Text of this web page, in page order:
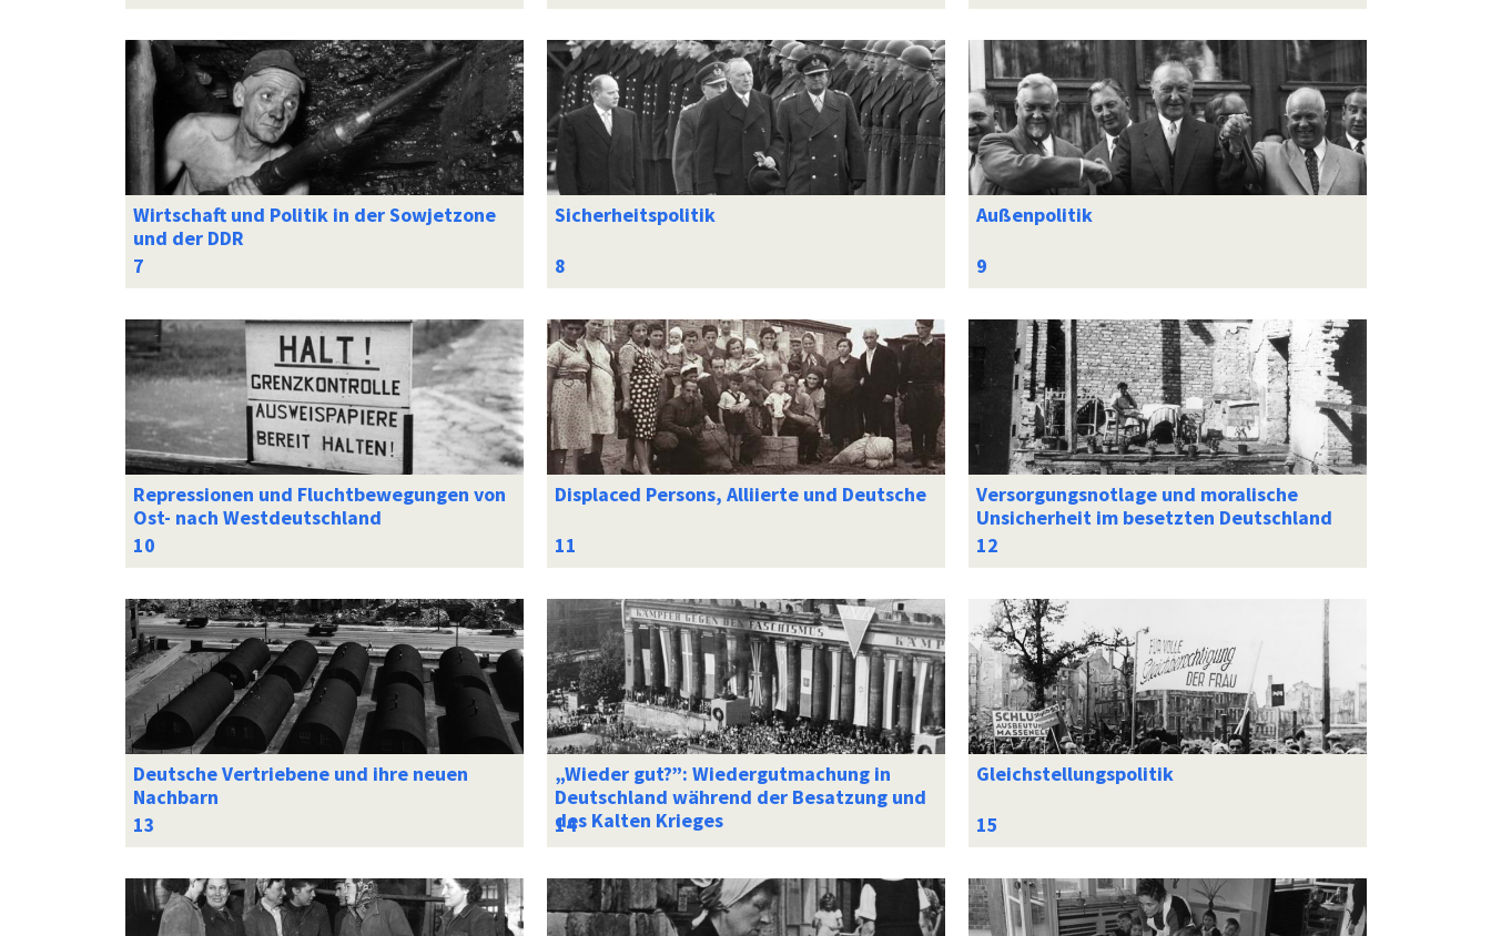
Wirtschaft und Politik in der Sowjetzone
und der DDR
Sicherheitspolitik Außenpolitik
Repressionen und Fluchtbewegungen von
Ost- nach Westdeutschland
Displaced Persons, Alliierte und Deutsche
Versorgungsnotlage und moralische
Unsicherheit im besetzten Deutschland
Deutsche Vertriebene und ihre neuen
Nachbarn
„Wieder gut?”: Wiedergutmachung in
Deutschland während der Besatzung und
des Kalten Krieges
Gleichstellungspolitik